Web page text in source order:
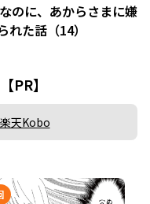
のに、あからさまに嫌
た話（14）
PR】
楽天Kobo